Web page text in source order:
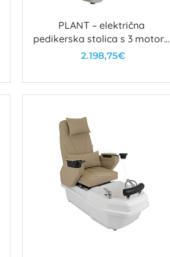
PLANT – električna
pedikerska stolica s 3 motora
i PU presvlakom
2.198,75€
U košaricu